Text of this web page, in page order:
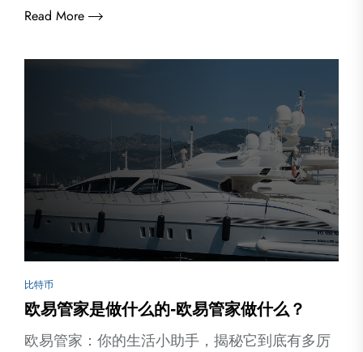
Read More
比特币
欧易管家是做什么的-欧易管家做什么？
欧易管家：你的生活小助手，揭秘它到底有多厉